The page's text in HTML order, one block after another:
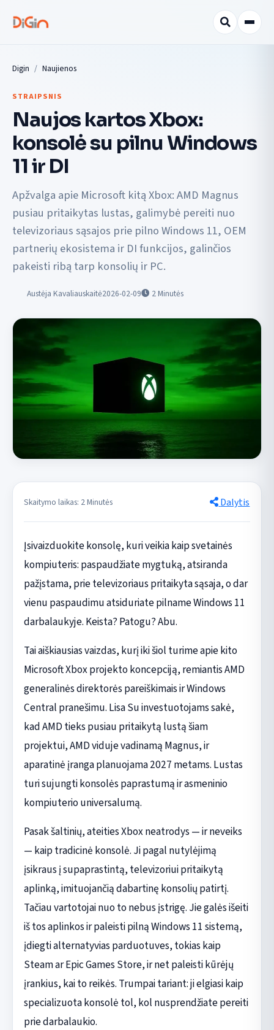
Digin Naujienos
STRAIPSNIS
Naujos kartos Xbox:
konsolė su pilnu Windows
11 ir DI
Apžvalga apie Microsoft kitą Xbox: AMD Magnus
pusiau pritaikytas lustas, galimybė pereiti nuo
televizoriaus sąsajos prie pilno Windows 11, OEM
partnerių ekosistema ir DI funkcijos, galinčios
pakeisti ribą tarp konsolių ir PC.
Austėja Kavaliauskaitė2026-02-09 2Minutės
Skaitymo laikas: 2 Minutės Dalytis
Įsivaizduokite konsolę, kuri veikia kaip svetainės
kompiuteris: paspaudžiate mygtuką, atsiranda
pažįstama, prie televizoriaus pritaikyta sąsaja, o dar
vienu paspaudimu atsiduriate pilname Windows 11
darbalaukyje. Keista? Patogu? Abu.
Tai aiškiausias vaizdas, kurį iki šiol turime apie kito
Microsoft Xbox projekto koncepciją, remiantis AMD
generalinės direktorės pareiškimais ir Windows
Central pranešimu. Lisa Su investuotojams sakė,
kad AMD tieks pusiau pritaikytą lustą šiam
projektui, AMD viduje vadinamą Magnus, ir
aparatinė įranga planuojama 2027 metams. Lustas
turi sujungti konsolės paprastumą ir asmeninio
kompiuterio universalumą.
Pasak šaltinių, ateities Xbox neatrodys — ir neveiks
— kaip tradicinė konsolė. Ji pagal nutylėjimą
įsikraus į supaprastintą, televizoriui pritaikytą
aplinką, imituojančią dabartinę konsolių patirtį.
Tačiau vartotojai nuo to nebus įstrigę. Jie galės išeiti
iš tos aplinkos ir paleisti pilną Windows 11 sistemą,
įdiegti alternatyvias parduotuves, tokias kaip
Steam ar Epic Games Store, ir net paleisti kūrėjų
įrankius, kai to reikės. Trumpai tariant: ji elgiasi kaip
specializuota konsolė tol, kol nusprendžiate pereiti
prie darbalaukio.